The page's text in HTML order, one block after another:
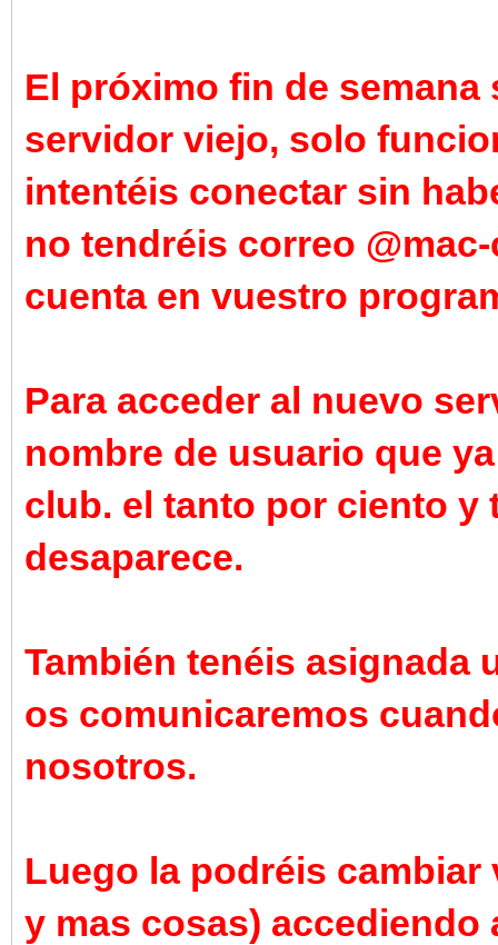
El próximo fin de
servidor viejo, solo
intentéis conectar sin
no tendréis correo
cuenta en vuestro
Para acceder al nuevo
nombre de usuario que
club. el tanto por ciento y
desaparece.
También tenéis asignada
os comunicaremos
nosotros.
Luego la podréis
y mas cosas) accediendo